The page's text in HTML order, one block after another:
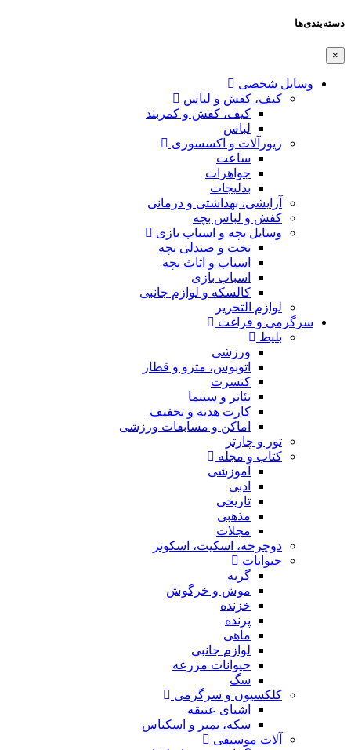
دسته‌بندی‌ها
×
وسایل شخصی
کیف، کفش و لباس
کیف، کفش و کمربند
لباس
زیورآلات و اکسسوری
ساعت
جواهرات
بدلیجات
آرایشی، بهداشتی و درمانی
کفش و لباس بچه
وسایل بچه و اسباب بازی
تخت و صندلی بچه
اسباب و اثاث بچه
اسباب بازی
کالسکه و لوازم جانبی
لوازم التحریر
سرگرمی و فراغت
بلیط
ورزشی
اتوبوس، مترو و قطار
کنسرت
تئاتر و سینما
کارت هدیه و تخفیف
اماکن و مسابقات ورزشی
تور و چارتر
کتاب و مجله
آموزشی
ادبی
تاریخی
مذهبی
مجلات
دوچرخه، اسکیت، اسکوتر
حیوانات
گربه
موش و خرگوش
خزنده
پرنده
ماهی
لوازم جانبی
حیوانات مزرعه
سگ
کلکسیون و سرگرمی
اشیای عتیقه
سکه، تمبر و اسکناس
آلات موسیقی